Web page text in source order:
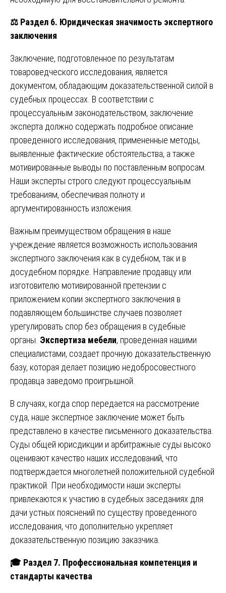
⚖️ Раздел 6. Юридическая значимость экспертного
заключения
Заключение, подготовленное по результатам
товароведческого исследования, является
документом, обладающим доказательственной силой в
судебных процессах. В соответствии с
процессуальным законодательством, заключение
эксперта должно содержать подробное описание
проведенного исследования, примененные методы,
выявленные фактические обстоятельства, а также
мотивированные выводы по поставленным вопросам.
Наши эксперты строго следуют процессуальным
требованиям, обеспечивая полноту и
аргументированность изложения.
Важным преимуществом обращения в наше
учреждение является возможность использования
экспертного заключения как в судебном, так и в
досудебном порядке. Направление продавцу или
изготовителю мотивированной претензии с
приложением копии экспертного заключения в
подавляющем большинстве случаев позволяет
урегулировать спор без обращения в судебные
органы. Экспертиза мебели, проведенная нашими
специалистами, создает прочную доказательственную
базу, которая делает позицию недобросовестного
продавца заведомо проигрышной.
В случаях, когда спор передается на рассмотрение
суда, наше экспертное заключение может быть
представлено в качестве письменного доказательства.
Суды общей юрисдикции и арбитражные суды высоко
оценивают качество наших исследований, что
подтверждается многолетней положительной судебной
практикой. При необходимости наши эксперты
привлекаются к участию в судебных заседаниях для
дачи устных пояснений по существу проведенного
исследования, что дополнительно укрепляет
доказательственную позицию заказчика.
🎓 Раздел 7. Профессиональная компетенция и
стандарты качества